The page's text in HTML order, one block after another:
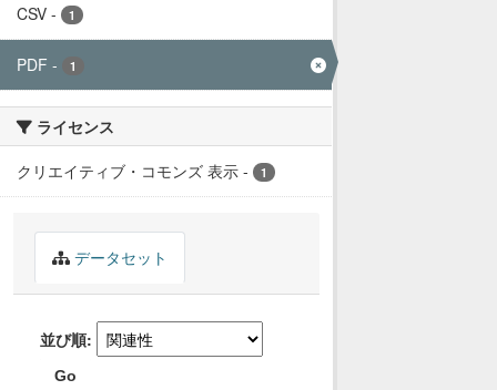
CSV - 1
PDF - 1
ライセンス
クリエイティブ・コモンズ 表示 - 1
データセット
並び順
Go